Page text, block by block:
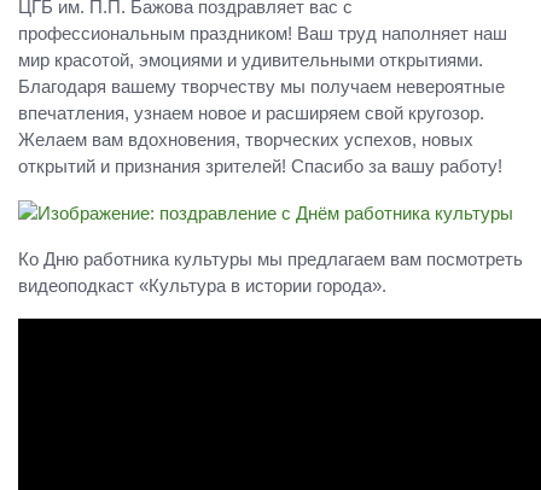
ЦГБ им. П.П. Бажова поздравляет вас с
профессиональным праздником! Ваш труд наполняет наш
мир красотой, эмоциями и удивительными открытиями.
Благодаря вашему творчеству мы получаем невероятные
впечатления, узнаем новое и расширяем свой кругозор.
Желаем вам вдохновения, творческих успехов, новых
открытий и признания зрителей! Спасибо за вашу работу!
Ко Дню работника культуры мы предлагаем вам посмотреть
видеоподкаст «Культура в истории города».